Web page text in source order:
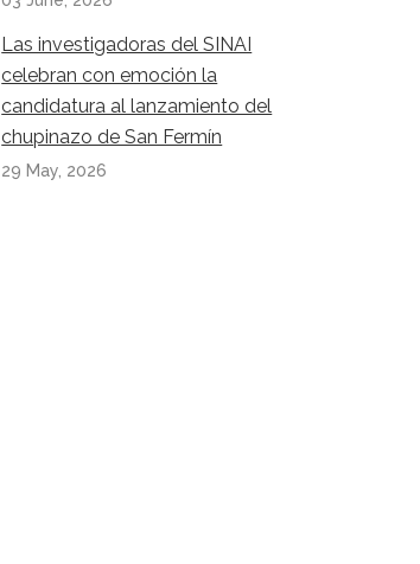
Las investigadoras del SINAI
celebran con emoción la
candidatura al lanzamiento del
chupinazo de San Fermín
29 May, 2026